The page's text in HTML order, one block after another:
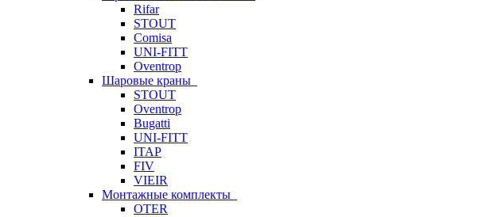
Rifar
STOUT
Comisa
UNI-FITT
Oventrop
Шаровые краны
STOUT
Oventrop
Bugatti
UNI-FITT
ITAP
FIV
VIEIR
Монтажные комплекты
OTER